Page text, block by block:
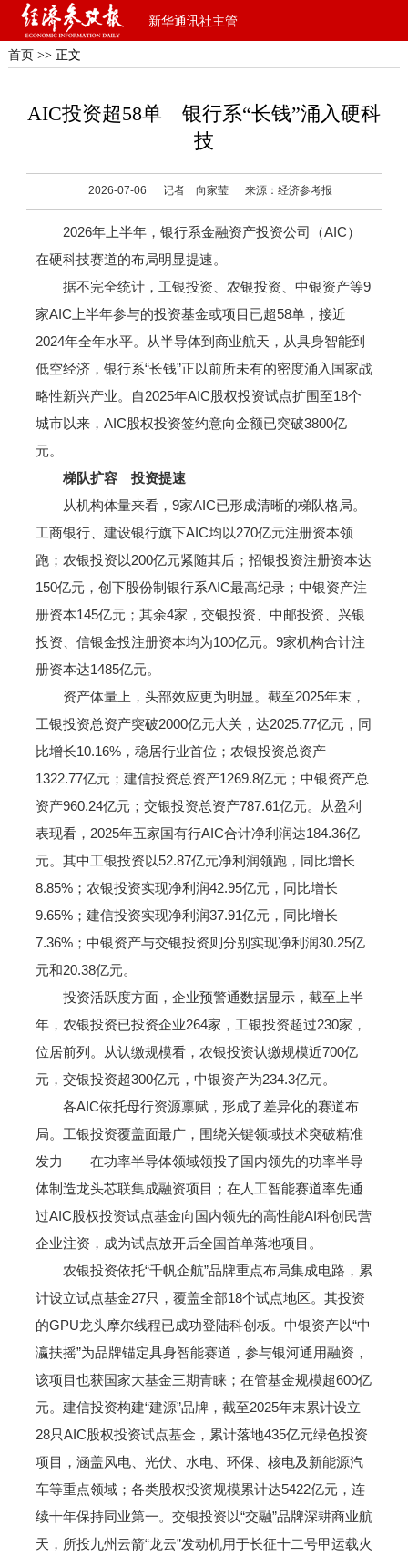
新华通讯社主管
首页 >> 正文
AIC投资超58单 银行系“长钱”涌入硬科
技
2026-07-06 记者 向家莹 来源：经济参考报
2026年上半年，银行系金融资产投资公司（AIC）
在硬科技赛道的布局明显提速。
据不完全统计，工银投资、农银投资、中银资产等9
家AIC上半年参与的投资基金或项目已超58单，接近
2024年全年水平。从半导体到商业航天，从具身智能到
低空经济，银行系“长钱”正以前所未有的密度涌入国家战
略性新兴产业。自2025年AIC股权投资试点扩围至18个
城市以来，AIC股权投资签约意向金额已突破3800亿
元。
梯队扩容 投资提速
从机构体量来看，9家AIC已形成清晰的梯队格局。
工商银行、建设银行旗下AIC均以270亿元注册资本领
跑；农银投资以200亿元紧随其后；招银投资注册资本达
150亿元，创下股份制银行系AIC最高纪录；中银资产注
册资本145亿元；其余4家，交银投资、中邮投资、兴银
投资、信银金投注册资本均为100亿元。9家机构合计注
册资本达1485亿元。
资产体量上，头部效应更为明显。截至2025年末，
工银投资总资产突破2000亿元大关，达2025.77亿元，同
比增长10.16%，稳居行业首位；农银投资总资产
1322.77亿元；建信投资总资产1269.8亿元；中银资产总
资产960.24亿元；交银投资总资产787.61亿元。从盈利
表现看，2025年五家国有行AIC合计净利润达184.36亿
元。其中工银投资以52.87亿元净利润领跑，同比增长
8.85%；农银投资实现净利润42.95亿元，同比增长
9.65%；建信投资实现净利润37.91亿元，同比增长
7.36%；中银资产与交银投资则分别实现净利润30.25亿
元和20.38亿元。
投资活跃度方面，企业预警通数据显示，截至上半
年，农银投资已投资企业264家，工银投资超过230家，
位居前列。从认缴规模看，农银投资认缴规模近700亿
元，交银投资超300亿元，中银资产为234.3亿元。
各AIC依托母行资源禀赋，形成了差异化的赛道布
局。工银投资覆盖面最广，围绕关键领域技术突破精准
发力——在功率半导体领域领投了国内领先的功率半导
体制造龙头芯联集成融资项目；在人工智能赛道率先通
过AIC股权投资试点基金向国内领先的高性能AI科创民营
企业注资，成为试点放开后全国首单落地项目。
农银投资依托“千帆企航”品牌重点布局集成电路，累
计设立试点基金27只，覆盖全部18个试点地区。其投资
的GPU龙头摩尔线程已成功登陆科创板。中银资产以“中
瀛扶摇”为品牌锚定具身智能赛道，参与银河通用融资，
该项目也获国家大基金三期青睐；在管基金规模超600亿
元。建信投资构建“建源”品牌，截至2025年末累计设立
28只AIC股权投资试点基金，累计落地435亿元绿色投资
项目，涵盖风电、光伏、水电、环保、核电及新能源汽
车等重点领域；各类股权投资规模累计达5422亿元，连
续十年保持同业第一。交银投资以“交融”品牌深耕商业航
天，所投九州云箭“龙云”发动机用于长征十二号甲运载火